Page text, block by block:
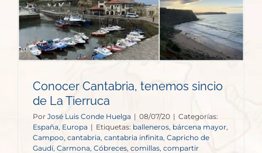
Conocer Cantabria, tenemos sincio
de La Tierruca
Por José Luis Conde Huelga | 08/07/20 | Categorías:
España, Europa | Etiquetas: balleneros, bárcena mayor,
Campoo cantabria cantabria infinita Capricho de
Gaudí, Carmona Cóbreces, comillas compartir